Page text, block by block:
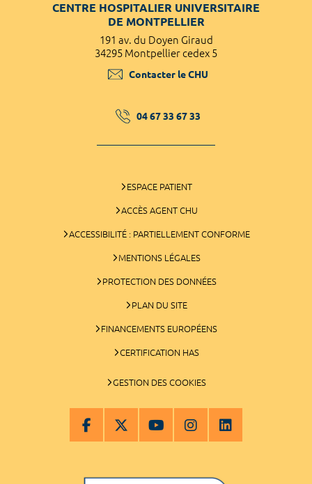
CENTRE HOSPITALIER UNIVERSITAIRE
DE MONTPELLIER
191 av. du Doyen Giraud
34295 Montpellier cedex 5
Contacter le CHU
04 67 33 67 33
ESPACE PATIENT
ACCÈS AGENT CHU
ACCESSIBILITÉ : PARTIELLEMENT CONFORME
MENTIONS LÉGALES
PROTECTION DES DONNÉES
PLAN DU SITE
FINANCEMENTS EUROPÉENS
CERTIFICATION HAS
GESTION DES COOKIES